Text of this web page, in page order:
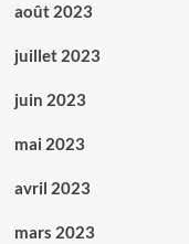
août 2023
juillet 2023
juin 2023
mai 2023
avril 2023
mars 2023